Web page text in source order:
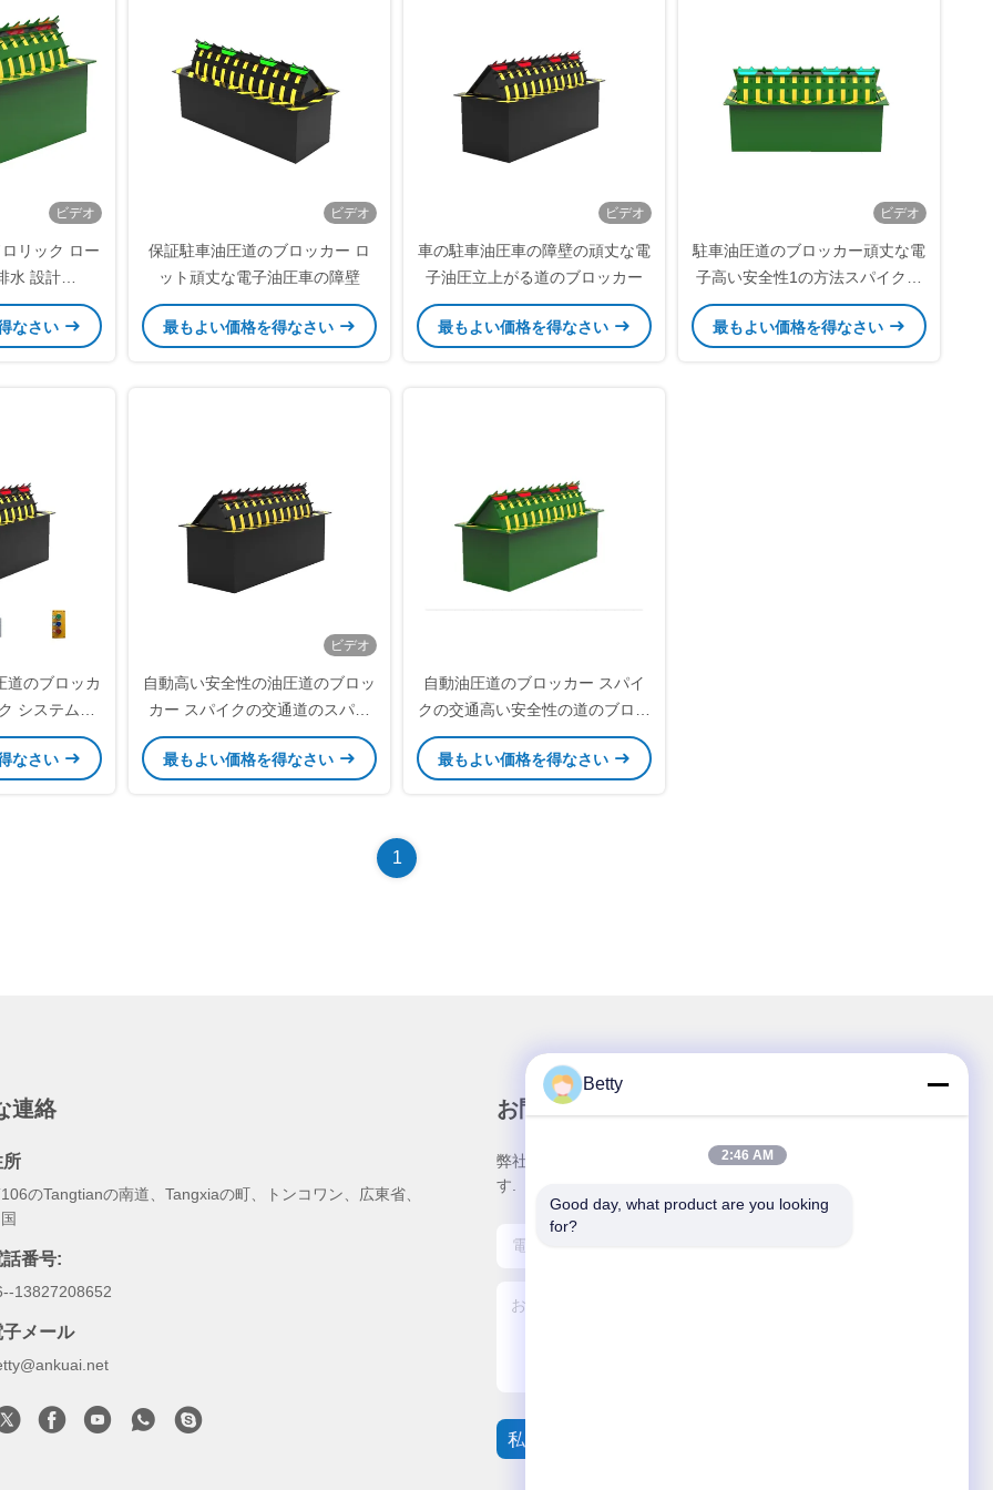
ビデオ
リック ロー
水 設計
さ 先進技術
なさい
ビデオ
保証駐車油圧道のブロッカー ロ
ット頑丈な電子油圧車の障壁
最もよい価格を得なさい
ビデオ
車の駐車油圧車の障壁の頑丈な電
子油圧立上がる道のブロッカー
最もよい価格を得なさい
ビデオ
駐車油圧道のブロッカー頑丈な電
子高い安全性1の方法スパイクの
障壁
最もよい価格を得なさい
道のブロッカ
システムは
する
なさい
ビデオ
自動高い安全性の油圧道のブロッ
カー スパイクの交通道のスパイ
クの障壁
最もよい価格を得なさい
自動油圧道のブロッカー スパイ
クの交通高い安全性の道のブロッ
カー機械
最もよい価格を得なさい
1
連絡
所
のTangtianの南道、Tangxiaの町、トンコワン、広東省、
話番号:
13827208652
子メール
お問い合わせ
弊社製品についてのお問い合わせは、こちらで受付しておりま
す.
私達に連絡しなさい
Betty
2:46 AM
Good day, what product are you looking
for?